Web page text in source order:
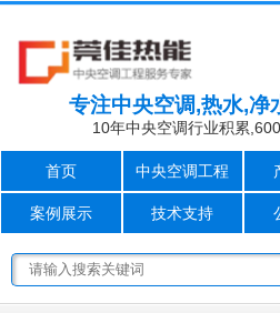
专注中央空调,热水,净
10年中央空调行业积累
首页 中央空调工程
案例展示 技术支持